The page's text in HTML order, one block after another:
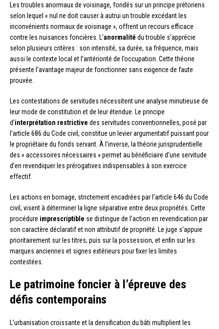
Les troubles anormaux de voisinage, fondés sur un principe prétoriens
selon lequel « nul ne doit causer à autrui un trouble excédant les
inconvénients normaux de voisinage », offrent un recours efficace
contre les nuisances foncières. L’anormalité du trouble s’apprécie
selon plusieurs critères : son intensité, sa durée, sa fréquence, mais
aussi le contexte local et l’antériorité de l’occupation. Cette théorie
présente l’avantage majeur de fonctionner sans exigence de faute
prouvée.
Les contestations de servitudes nécessitent une analyse minutieuse de
leur mode de constitution et de leur étendue. Le principe
d’interprétation restrictive des servitudes conventionnelles, posé par
l’article 686 du Code civil, constitue un levier argumentatif puissant pour
le propriétaire du fonds servant. À l’inverse, la théorie jurisprudentielle
des « accessoires nécessaires » permet au bénéficiaire d’une servitude
d’en revendiquer les prérogatives indispensables à son exercice
effectif.
Les actions en bornage, strictement encadrées par l’article 646 du Code
civil, visent à déterminer la ligne séparative entre deux propriétés. Cette
procédure imprescriptible se distingue de l’action en revendication par
son caractère déclaratif et non attributif de propriété. Le juge s’appuie
prioritairement sur les titres, puis sur la possession, et enfin sur les
marques anciennes et signes extérieurs pour fixer les limites
contestées.
Le patrimoine foncier à l’épreuve des
défis contemporains
L’urbanisation croissante et la densification du bâti multiplient les